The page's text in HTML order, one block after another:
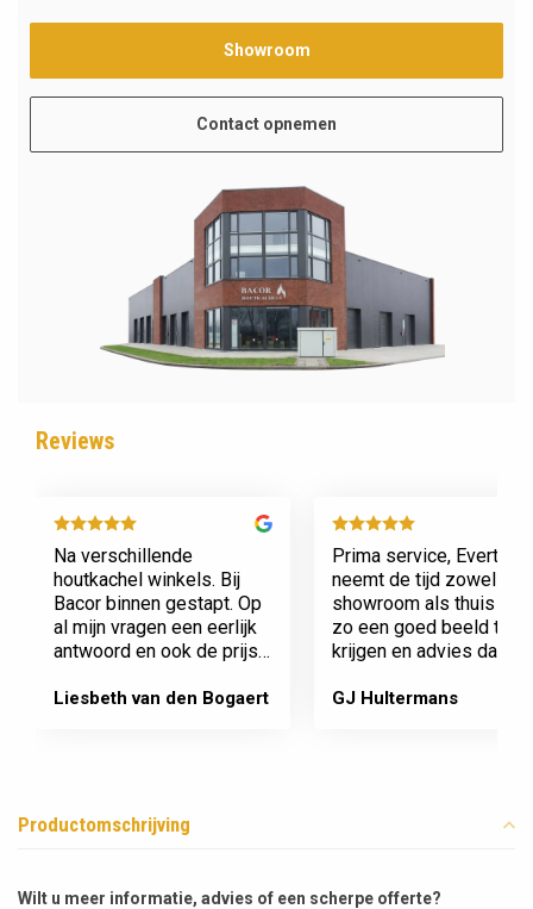
Showroom
Contact opnemen
Reviews
Na verschillende
houtkachel winkels. Bij
Bacor binnen gestapt. Op
al mijn vragen een eerlijk
antwoord en ook de prijs
Afspraak is afspraak geen
Liesbeth van den Bogaert
Prima service, Evert
neemt de tijd zowel in
showroom als thuis om
zo een goed beeld te
krijgen en advies daarop
nieuwe kachel. Komt
GJ Hultermans
Productomschrijving
Wilt u meer informatie, advies of een scherpe offerte?